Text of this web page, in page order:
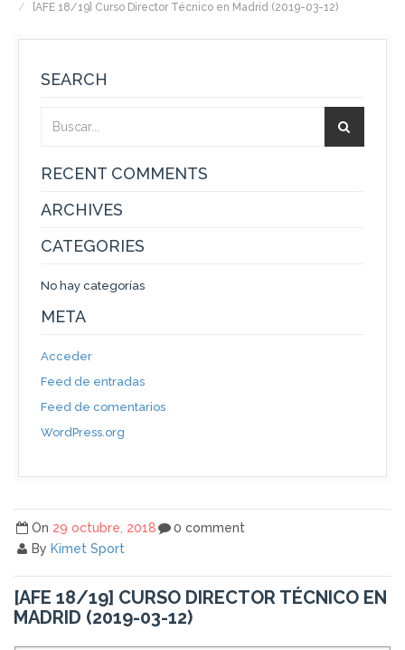
[AFE 18/19] Curso Director Técnico en Madrid (2019-03-12)
SEARCH
RECENT COMMENTS
ARCHIVES
CATEGORIES
No hay categorías
META
Acceder
Feed de entradas
Feed de comentarios
WordPress.org
On 29 octubre, 2018
By Kimet Sport
0 comment
[AFE 18/19] CURSO DIRECTOR TÉCNICO EN
MADRID (2019-03-12)